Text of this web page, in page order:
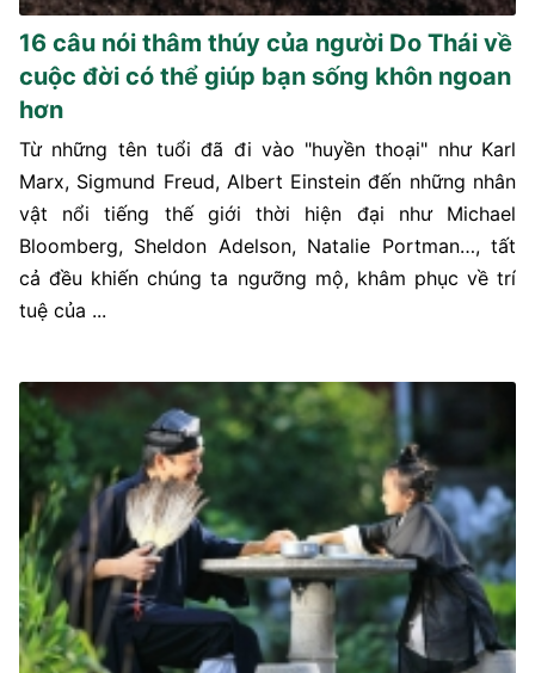
16 câu nói thâm thúy của người Do Thái về
cuộc đời có thể giúp bạn sống khôn ngoan
hơn
Từ những tên tuổi đã đi vào "huyền thoại" như Karl
Marx, Sigmund Freud, Albert Einstein đến những nhân
vật nổi tiếng thế giới thời hiện đại như Michael
Bloomberg, Sheldon Adelson, Natalie Portman…, tất
cả đều khiến chúng ta ngưỡng mộ, khâm phục về trí
tuệ của ...